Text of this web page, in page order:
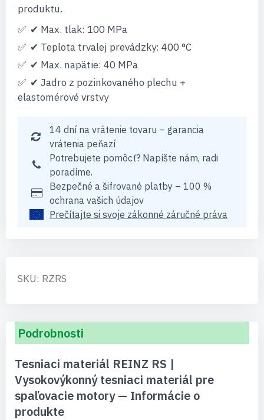
produktu.
✔ Max. tlak: 100 MPa
✔ Teplota trvalej prevádzky: 400 °C
✔ Max. napätie: 40 MPa
✔ Jadro z pozinkovaného plechu +
elastomérové vrstvy
14 dní na vrátenie tovaru – garancia
vrátenia peňazí
Potrebujete pomôcť? Napíšte nám, radi
poradíme.
Bezpečné a šifrované platby – 100 %
ochrana vašich údajov
Prečítajte si svoje zákonné záručné práva
SKU: RZRS
Podrobnosti
Tesniaci materiál REINZ RS |
Vysokovýkonný tesniaci materiál pre
spaľovacie motory — Informácie o
produkte